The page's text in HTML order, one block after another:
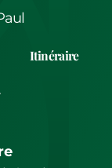
Itinéraire